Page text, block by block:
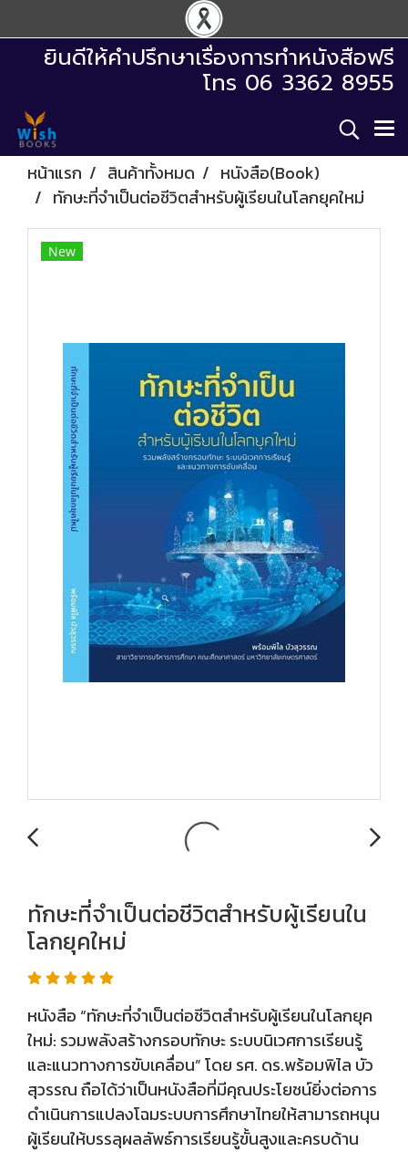
ยินดีให้คำปรึกษาเรื่องการทำหนังสือฟรี
โทร 06 3362 8955
หน้าแรก สินค้าทั้งหมด
หนังสือ(Book)
ทักษะที่จำเป็นต่อชีวิตสำหรับผู้เรียนในโลกยุคใหม่
New
ทักษะที่จำเป็นต่อชีวิตสำหรับผู้เรียนใน
โลกยุคใหม่
หนังสือ “ทักษะที่จำเป็นต่อชีวิตสำหรับผู้เรียนในโลกยุค
ใหม่: รวมพลังสร้างกรอบทักษะ ระบบนิเวศการเรียนรู้
และแนวทางการขับเคลื่อน” โดย รศ. ดร.พร้อมพิไล บัว
สุวรรณ ถือได้ว่าเป็นหนังสือที่มีคุณประโยชน์ยิ่งต่อการ
ดำเนินการแปลงโฉมระบบการศึกษาไทยให้สามารถหนุน
ผู้เรียนให้บรรลุผลลัพธ์การเรียนรู้ขั้นสูงและครบด้าน